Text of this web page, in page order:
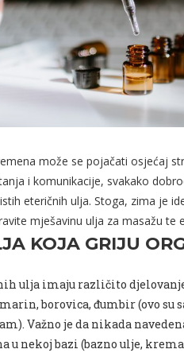
može se pojačati osjećaj
i komunikacije, svakako
eteričnih ulja. Stoga, zima je
mješavinu ulja za masažu te
KOJA GRIJU
ulja imaju različito
borovica, đumbir (ovo
Važno je da nikada
u nekoj bazi (bazno ulje,